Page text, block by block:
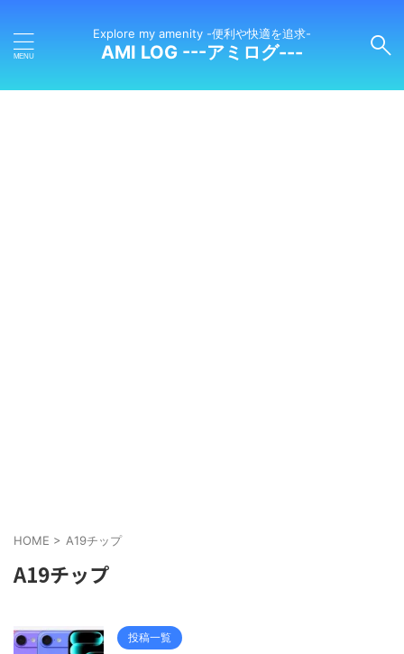
Explore my amenity -便利や快適を追求-
AMI LOG ---アミログ---
HOME > A19チップ
A19チップ
投稿一覧